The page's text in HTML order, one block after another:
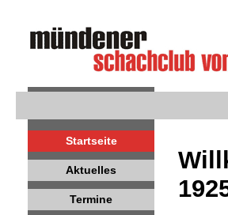
Startseite
Aktuelles
Termine